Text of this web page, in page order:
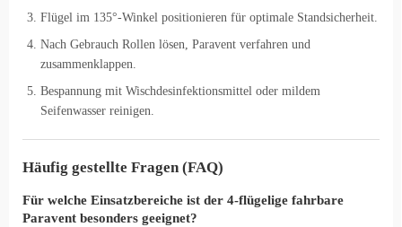
Flügel im 135°-Winkel positionieren für optimale Standsicherheit.
Nach Gebrauch Rollen lösen, Paravent verfahren und
zusammenklappen.
Bespannung mit Wischdesinfektionsmittel oder mildem
Seifenwasser reinigen.
Häufig gestellte Fragen (FAQ)
Für welche Einsatzbereiche ist der 4-flügelige fahrbare
Paravent besonders geeignet?